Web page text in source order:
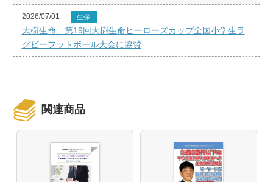
2026/07/01 生保
大樹生命、第19回大樹生命ヒーローズカップ全国小学生ラ
グビーフットボール大会に協賛
関連商品